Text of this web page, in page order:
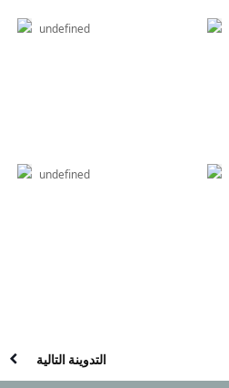
undefined
undefined
التدوينة التالية